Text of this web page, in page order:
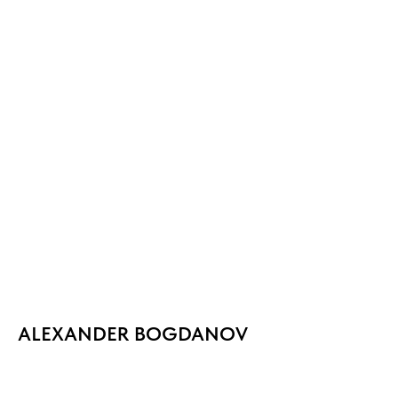
ALEXANDER BOGDANOV